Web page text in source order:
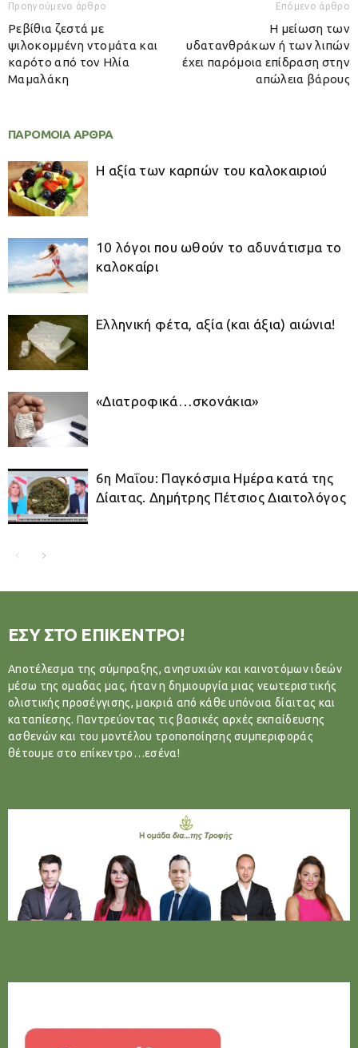
Προηγούμενο άρθρο
Ρεβίθια ζεστά με
ψιλοκομμένη ντομάτα και
καρότο από τον Ηλία
Μαμαλάκη
Επόμενο άρθρο
Η μείωση των
υδατανθράκων ή των λιπών
έχει παρόμοια επίδραση στην
απώλεια βάρους
ΠΑΡΟΜΟΙΑ ΑΡΘΡΑ
Η αξία των καρπών του καλοκαιριού
10 λόγοι που ωθούν το αδυνάτισμα το
καλοκαίρι
Ελληνική φέτα, αξία (και άξια) αιώνια!
«Διατροφικά…σκονάκια»
6η Μαΐου: Παγκόσμια Ημέρα κατά της
Δίαιτας. Δημήτρης Πέτσιος Διαιτολόγος
ΕΣΥ ΣΤΟ ΕΠΙΚΕΝΤΡΟ!
Αποτέλεσμα της σύμπραξης, ανησυχιών και καινοτόμων ιδεών
μέσω της ομαδας μας, ήταν η δημιουργία μιας νεωτεριστικής
ολιστικής προσέγγισης, μακριά από κάθε υπόνοια δίαιτας και
καταπίεσης. Παντρεύοντας τις βασικές αρχές εκπαίδευσης
ασθενών και του μοντέλου τροποποίησης συμπεριφοράς
θέτουμε στο επίκεντρο…εσένα!